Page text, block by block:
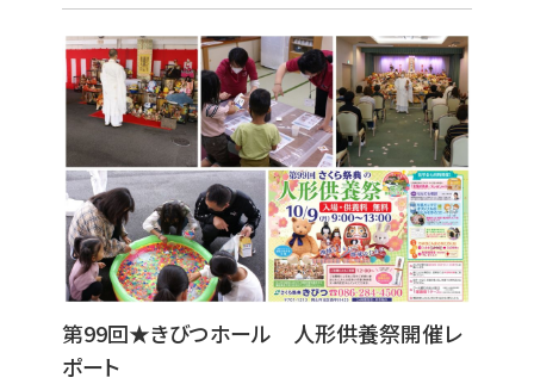
第99回★きびつホール 人形供養祭開催レ
ポート